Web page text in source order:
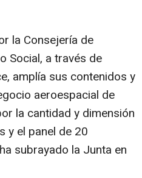
la Consejería de
Social, a través de
amplía sus contenidos y
aeroespacial de
la cantidad y dimensión
y el panel de 20
subrayado la Junta en